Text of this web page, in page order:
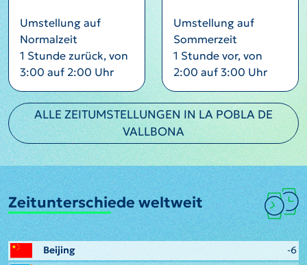
Umstellung auf
Normalzeit
1 Stunde zurück, von
3:00 auf 2:00 Uhr
Umstellung auf
Sommerzeit
1 Stunde vor, von
2:00 auf 3:00 Uhr
ALLE ZEITUMSTELLUNGEN IN LA POBLA DE
VALLBONA
Zeitunterschiede weltweit
Beijing
-6